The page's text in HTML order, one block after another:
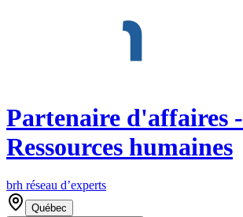
Partenaire d'affaires -
Ressources humaines
brh réseau d’experts
Québec